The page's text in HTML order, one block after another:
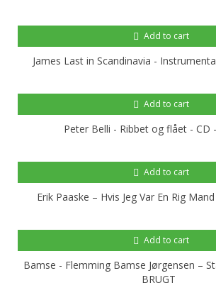
Add to cart
James Last in Scandinavia -
Add to cart
Peter Belli - Ribbet og flået - CD
Add to cart
Erik Paaske ‎– Hvis Jeg Var En Rig
Add to cart
Bamse - Flemming Bamse Jørgensen ‎–
BRUGT